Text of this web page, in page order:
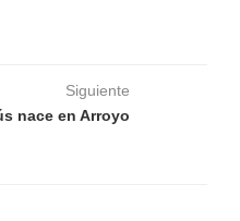
Siguiente
nace en Arroyo